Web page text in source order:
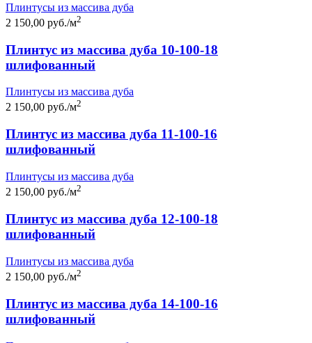
Плинтусы из массива дуба
2 150,00 руб./м2
Плинтус из массива дуба 10-100-18
шлифованный
Плинтусы из массива дуба
2 150,00 руб./м2
Плинтус из массива дуба 11-100-16
шлифованный
Плинтусы из массива дуба
2 150,00 руб./м2
Плинтус из массива дуба 12-100-18
шлифованный
Плинтусы из массива дуба
2 150,00 руб./м2
Плинтус из массива дуба 14-100-16
шлифованный